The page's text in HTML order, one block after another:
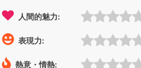
人間的魅力:
表現力:
熱意・情熱: